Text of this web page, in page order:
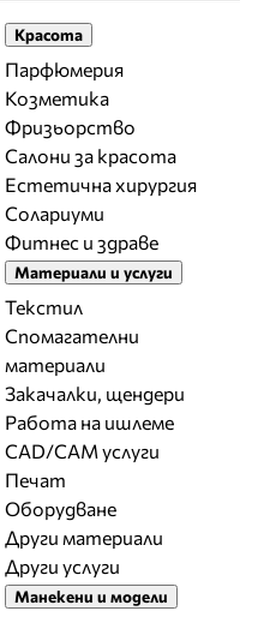
Красота
Парфюмерия
Козметика
Фризьорство
Салони за красота
Естетична хирургия
Солариуми
Фитнес и здраве
Материали и услуги
Текстил
Спомагателни
материали
Закачалки, щендери
Работа на ишлеме
CAD/CAM услуги
Печат
Оборудване
Други материали
Други услуги
Манекени и модели